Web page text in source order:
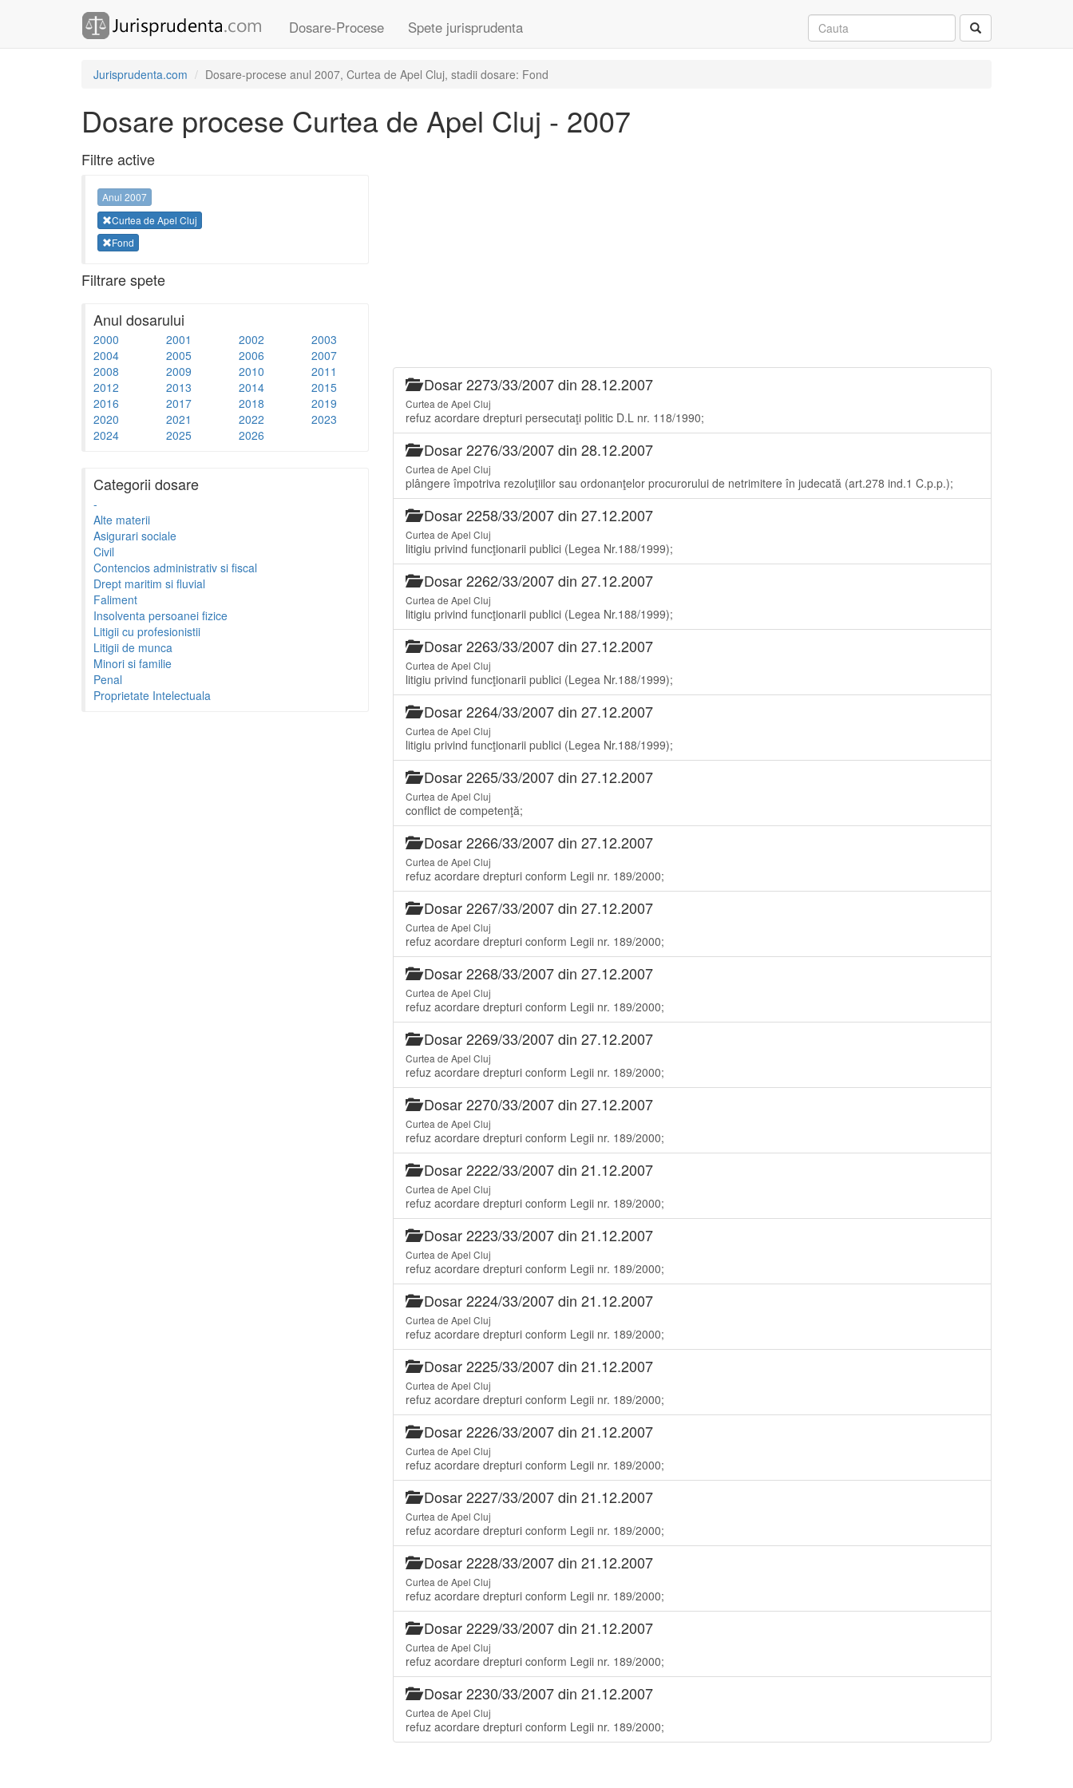
Dosare-Procese Spete jurisprudenta
Jurisprudenta.com Dosare-procese anul 2007, Curtea de Apel Cluj, stadii dosare: Fond
Dosare procese Curtea de Apel Cluj - 2007
Filtre active
Anul 2007
Curtea de Apel Cluj
Fond
Filtrare spete
Anul dosarului
2000 2001 2002
2003
2004
2005 2006
2007
2008
2009 2010
2011
2012
2013 2014
2015
2016
2017 2018
2019
2020
2021 2022
2023
2024
2025 2026
Categorii dosare
-
Alte materii
Asigurari sociale
Civil
Contencios administrativ si fiscal
Drept maritim si fluvial
Faliment
Insolventa persoanei fizice
Litigii cu profesionistii
Litigii de munca
Minori si familie
Penal
Proprietate Intelectuala
Dosar 2273/33/2007 din 28.12.2007
Curtea de Apel Cluj
refuz acordare drepturi persecutaţi politic D.L nr. 118/1990;
Dosar 2276/33/2007 din 28.12.2007
Curtea de Apel Cluj
plângere împotriva rezoluţiilor sau ordonanţelor procurorului de netrimitere în judecată (art.278 ind.1 C.p.p.);
Dosar 2258/33/2007 din 27.12.2007
Curtea de Apel Cluj
litigiu privind funcţionarii publici (Legea Nr.188/1999);
Dosar 2262/33/2007 din 27.12.2007
Curtea de Apel Cluj
litigiu privind funcţionarii publici (Legea Nr.188/1999);
Dosar 2263/33/2007 din 27.12.2007
Curtea de Apel Cluj
litigiu privind funcţionarii publici (Legea Nr.188/1999);
Dosar 2264/33/2007 din 27.12.2007
Curtea de Apel Cluj
litigiu privind funcţionarii publici (Legea Nr.188/1999);
Dosar 2265/33/2007 din 27.12.2007
Curtea de Apel Cluj
conflict de competenţă;
Dosar 2266/33/2007 din 27.12.2007
Curtea de Apel Cluj
refuz acordare drepturi conform Legii nr. 189/2000;
Dosar 2267/33/2007 din 27.12.2007
Curtea de Apel Cluj
refuz acordare drepturi conform Legii nr. 189/2000;
Dosar 2268/33/2007 din 27.12.2007
Curtea de Apel Cluj
refuz acordare drepturi conform Legii nr. 189/2000;
Dosar 2269/33/2007 din 27.12.2007
Curtea de Apel Cluj
refuz acordare drepturi conform Legii nr. 189/2000;
Dosar 2270/33/2007 din 27.12.2007
Curtea de Apel Cluj
refuz acordare drepturi conform Legii nr. 189/2000;
Dosar 2222/33/2007 din 21.12.2007
Curtea de Apel Cluj
refuz acordare drepturi conform Legii nr. 189/2000;
Dosar 2223/33/2007 din 21.12.2007
Curtea de Apel Cluj
refuz acordare drepturi conform Legii nr. 189/2000;
Dosar 2224/33/2007 din 21.12.2007
Curtea de Apel Cluj
refuz acordare drepturi conform Legii nr. 189/2000;
Dosar 2225/33/2007 din 21.12.2007
Curtea de Apel Cluj
refuz acordare drepturi conform Legii nr. 189/2000;
Dosar 2226/33/2007 din 21.12.2007
Curtea de Apel Cluj
refuz acordare drepturi conform Legii nr. 189/2000;
Dosar 2227/33/2007 din 21.12.2007
Curtea de Apel Cluj
refuz acordare drepturi conform Legii nr. 189/2000;
Dosar 2228/33/2007 din 21.12.2007
Curtea de Apel Cluj
refuz acordare drepturi conform Legii nr. 189/2000;
Dosar 2229/33/2007 din 21.12.2007
Curtea de Apel Cluj
refuz acordare drepturi conform Legii nr. 189/2000;
Dosar 2230/33/2007 din 21.12.2007
Curtea de Apel Cluj
refuz acordare drepturi conform Legii nr. 189/2000;